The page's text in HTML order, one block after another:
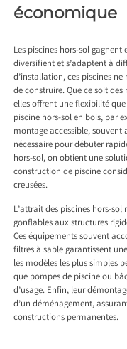
économique
Les piscines hors-sol
diversifient et s’adaptent à
d’installation, ces piscines
de construire. Que ce soit
elles offrent une flexibilité
piscine hors-sol en bois, par
montage accessible,
nécessaire pour débuter
hors-sol, on obtient une
construction de piscine
creusées.
L’attrait des piscines hors-
gonflables aux structures
Ces équipements souvent
filtres à sable garantissent
les modèles les plus simples
que pompes de piscine ou
d’usage. Enfin, leur
d’un déménagement,
constructions permanentes.